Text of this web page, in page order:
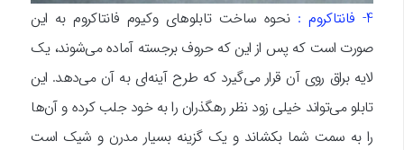
4- فانتاکروم :
نحوه ساخت تابلوهای وکیوم فانتاکروم به این
صورت است که پس از این که حروف برجسته آماده می‌شوند، یک
لایه براق روی آن قرار می‌گیرد که طرح آینه‌ای به آن می‌دهد. این
تابلو می‌تواند خیلی زود نظر رهگذران را به خود جلب کرده و آن‌ها
را به سمت شما بکشاند و یک گزینه بسیار مدرن و شیک است